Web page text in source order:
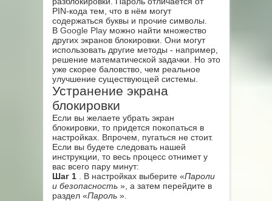
PIN-кода тем, что в нём могут
содержаться буквы и прочие символы.
В Google Playможно найти множество
других экранов блокировки. Они могут
использовать другие методы - например,
решение математической задачки. Но это
уже скорее баловство, чем реальное
улучшение существующей системы.
Устранение экрана
блокировки
Если вы желаете убрать экран
блокировки, то придется покопаться в
настройках. Впрочем, пугаться не стоит.
Если вы будете следовать нашей
инструкции, то весь процесс отнимет у
вас всего пару минут:
Шаг 1
. В настройках выберите «Пароли
и безопасность », а затем перейдите в
раздел «Пароль ».